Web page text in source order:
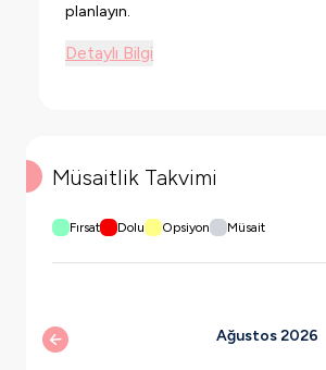
planlayın.
Detaylı Bilgi
Müsaitlik Takvimi
Fırsat Dolu Opsiyon Müsait
Ağustos 2026